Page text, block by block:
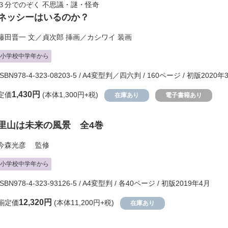
分でのぞく 不思議・謎・怪奇
ッシーはいるのか？
田晋一 文／ 貞次郎 挿画／カシワイ 装画
小学校中学年から
4-323-08203-5 / A4変型判／四六判 / 160ページ / 初版2020年
価1,430円 (本体1,300円+税) 在庫あり 電子書籍あり
山は未来の風景 全4巻
森光彦 監修
小学校中学年から
4-323-93126-5 / A4変型判 / 各40ページ / 初版2019年4月
定価12,320円 (本体11,200円+税) 在庫あり